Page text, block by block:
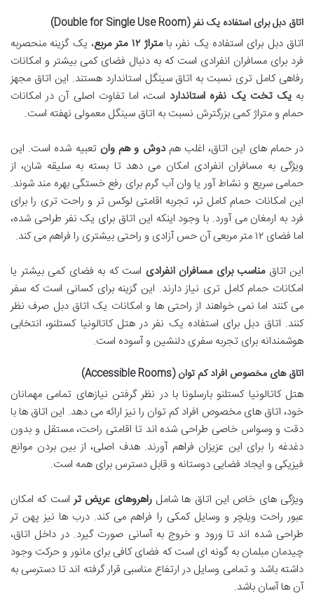
اتاق دبل برای استفاده یک نفر (Double for Single Use Room)
اتاق دبل برای استفاده یک نفر، بامتراژ ۱۲ متر مربع
، یک گزینه منحصربه
فرد برای مسافران انفرادی است که به دنبال فضای کمی بیشتر و امکانات
رفاهی کامل تری نسبت به اتاق سینگل استاندارد هستند. این اتاق مجهز
بهیک تخت یک نفره استاندارد است، اما تفاوت اصلی آن در امکانات
حمام و متراژ کمی بزرگترش نسبت به اتاق سینگل معمولی نهفته است.
در حمام های این اتاق، اغلب همدوش و هم وان تعبیه شده است. این
ویژگی به مسافران انفرادی امکان می دهد تا بسته به سلیقه شان، از
حمامی سریع و نشاط آور یا وان آب گرم برای رفع خستگی بهره مند شوند.
این امکانات حمام کامل تر، تجربه اقامتی لوکس تر و راحت تری را برای
فرد به ارمغان می آورد. با وجود اینکه این اتاق برای یک نفر طراحی شده،
اما فضای ۱۲ متر مربعی آن حس آزادی و راحتی بیشتری را فراهم می کند.
این اتاقمناسب برای مسافران انفرادی است که به فضای کمی بیشتر یا
امکانات حمام کامل تری نیاز دارند. این گزینه برای کسانی است که سفر
می کنند اما نمی خواهند از راحتی ها و امکانات یک اتاق دبل صرف نظر
کنند. اتاق دبل برای استفاده یک نفر در هتل کاتالونیا کستلنو، انتخابی
هوشمندانه برای تجربه سفری دلنشین و آسوده است.
اتاق های مخصوص افراد کم توان (Accessible Rooms)
هتل کاتالونیا کستلنو بارسلونا با در نظر گرفتن نیازهای تمامی مهمانان
خود، اتاق های مخصوص افراد کم توان را نیز ارائه می دهد. این اتاق ها با
دقت و وسواس خاصی طراحی شده اند تا اقامتی راحت، مستقل و بدون
دغدغه را برای این عزیزان فراهم آورند. هدف اصلی، از بین بردن موانع
فیزیکی و ایجاد فضایی دوستانه و قابل دسترس برای همه است.
ویژگی های خاص این اتاق ها شاملراهروهای عریض تر است که امکان
عبور راحت ویلچر و وسایل کمکی را فراهم می کند. درب ها نیز پهن تر
طراحی شده اند تا ورود و خروج به آسانی صورت گیرد. در داخل اتاق،
چیدمان مبلمان به گونه ای است که فضای کافی برای مانور و حرکت وجود
داشته باشد و تمامی وسایل در ارتفاع مناسبی قرار گرفته اند تا دسترسی به
آن ها آسان باشد.